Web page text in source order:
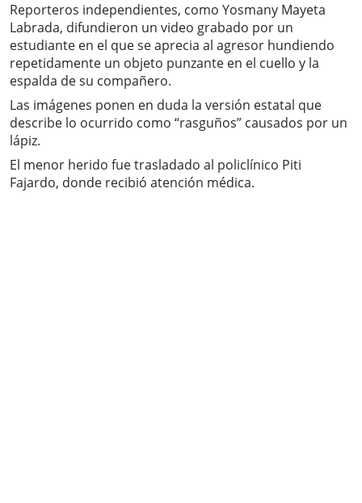
Reporteros independientes, como Yosmany Mayeta
Labrada, difundieron un video grabado por un
estudiante en el que se aprecia al agresor hundiendo
repetidamente un objeto punzante en el cuello y la
espalda de su compañero.
Las imágenes ponen en duda la versión estatal que
describe lo ocurrido como “rasguños” causados por un
lápiz.
El menor herido fue trasladado al policlínico Piti
Fajardo, donde recibió atención médica.